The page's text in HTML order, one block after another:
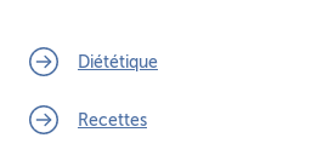
Diététique
Recettes